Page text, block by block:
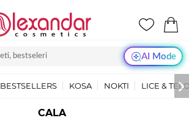
AI Mode
BESTSELLERS KOSA NOKTI LICE &
CALA